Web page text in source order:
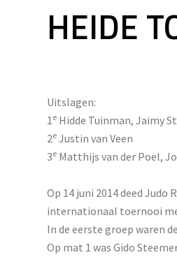
HEIDE
Uitslagen:
1 e Hidde Tuinman, Jaimy
2e Justin van Veen
3e Matthijs van der Poel,
Op 14 juni 2014 deed
internationaal toernooi
In de eerste groep waren
Op mat 1 was Gido